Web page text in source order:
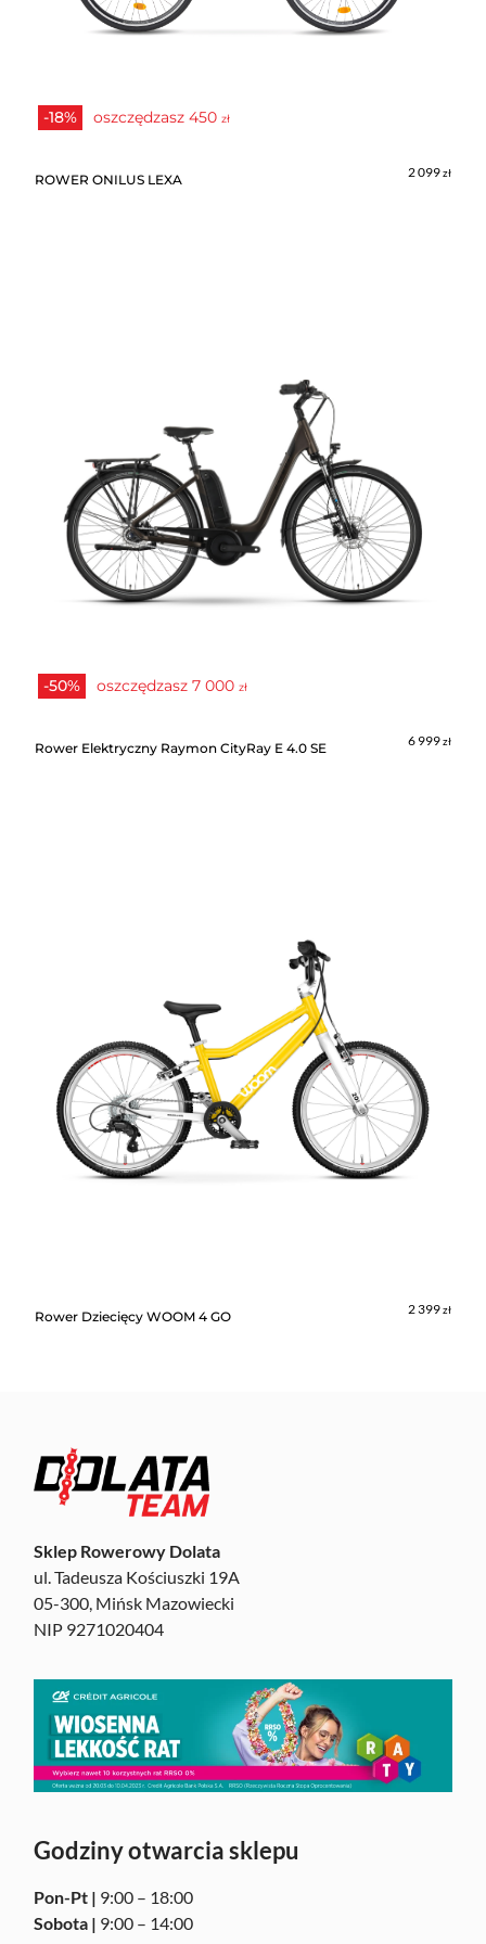
-18% oszczędzasz 450 zł
ROWER ONILUS LEXA 2 099zł
-50% oszczędzasz 7 000 zł
Rower Elektryczny Raymon CityRay E 4.0 SE 6 999zł
Rower Dziecięcy WOOM 4 GO 2 399zł
Sklep Rowerowy Dolata
ul. Tadeusza Kościuszki 19A
05-300, Mińsk Mazowiecki
NIP 9271020404
Godziny otwarcia sklepu
Pon-Pt | 9:00 – 18:00
Sobota | 9:00 – 14:00